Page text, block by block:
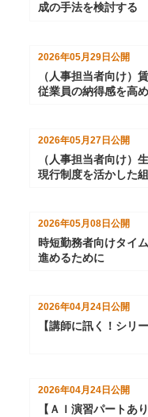
成の手法を検討する
2026年05月29日公開
（人事担当者向け）
従業員の納得感を高
2026年05月27日公開
（人事担当者向け）
現行制度を活かした
2026年05月08日 公開
時短勤務者向けタイ
進めるために
2026年04月24日 公開
【講師に訊く！シリ
2026年04月24日 公開
【ＡＩ演習パートあ